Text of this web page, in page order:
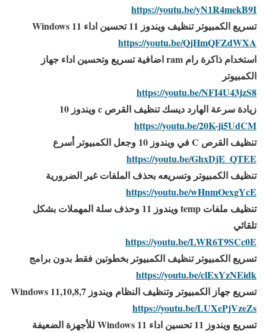
https://youtu.be/yN1R4mekB9I
تسريع الكمبيوتر تنظيف ويندوز 11 تحسين اداء Windows 11
https://youtu.be/QjHmQFZdWXA
استخدام ذاكرة رام ram اضافية تسريع وتحسين اداء جهاز
الكمبيوتر
https://youtu.be/NFI4U43jzS8
زيادة سرعة الهارد ديسك تنظيف القرص c ويندوز 10
https://youtu.be/20K-ji5UdCM
تنظيف القرص C في ويندوز 10 وجعل الكمبيوتر أسرع
https://youtu.be/GhxDjE_QTEE
تنظيف الكمبيوتر وتسريعه بحذف الملفات غير الضرورية
https://youtu.be/wHnmOexgYcE
تنظيف ملفات temp ويندوز 11 وحذف سلة المهملات بشكل
تلقائي
https://youtu.be/LWR6T9SCc0E
تسريع الكمبيوتر تنظيف الكمبيوتر بخطوتين فقط بدون برامج
https://youtu.be/clExYzNEidk
تسريع جهاز الكمبيوتر وتنظيف النظام ويندوز Windows 11,10,8,7
https://youtu.be/LUXePjVzeZs
تسريع ويندوز 11 تحسين اداء Windows 11 للأجهزة الضعيفة